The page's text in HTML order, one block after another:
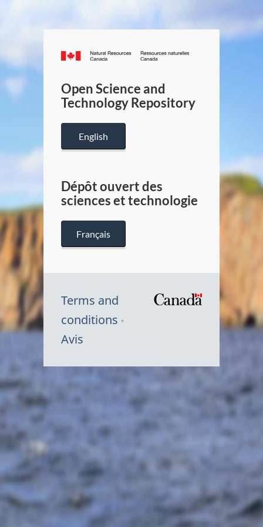
Canada.ca
/
Canada
Open Science and
Technology Repository
English
Dépôt ouvert des
sciences et technologie
Français
Terms and
conditions
Avis
Symbole
Canada